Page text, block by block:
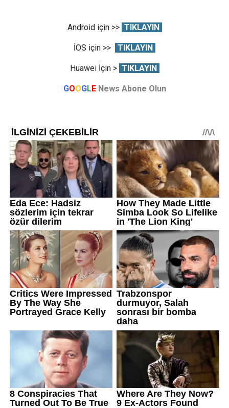
Android için >> TIKLAYIN
İOS için >> TIKLAYIN
Huawei İçin > TIKLAYIN
GOOGLE News Abone Olun